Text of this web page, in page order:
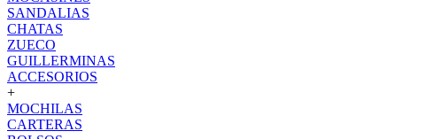
SANDALIAS
CHATAS
ZUECO
GUILLERMINAS
ACCESORIOS
+
MOCHILAS
CARTERAS